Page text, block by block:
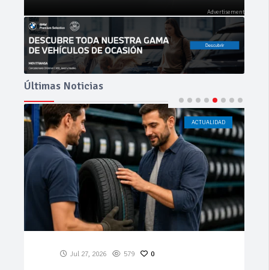
Últimas Noticias
ACTUALIDAD CÁDIZ
Jul 23, 2026 196 0